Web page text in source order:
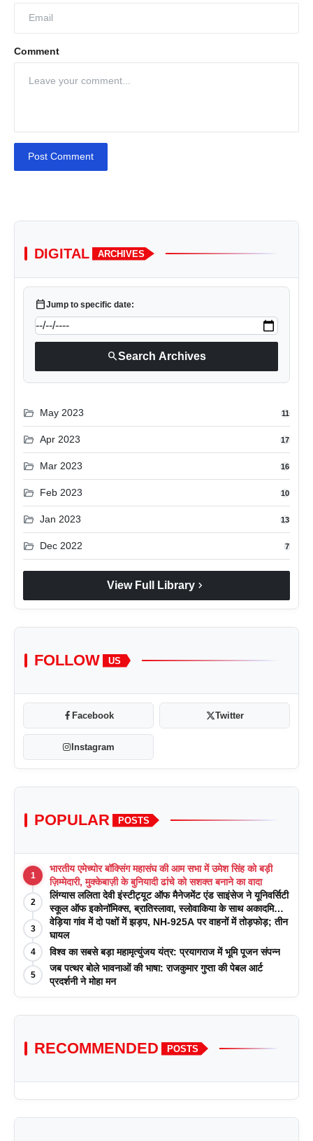
Comment
Post Comment
DIGITAL ARCHIVES
calendar_todayJump to specific date:
searchSearch Archives
folder_open May 2023 11
folder_open Apr 2023 17
folder_open Mar 2023 16
folder_open Feb 2023 10
folder_open Jan 2023 13
folder_open Dec 2022 7
View Full Library chevron_right
FOLLOW US
Facebook Twitter
Instagram
POPULAR POSTS
1
भारतीय एमेच्योर बॉक्सिंग महासंघ की आम सभा में उमेश सिंह को बड़ी
ज़िम्मेदारी, मुक्केबाज़ी के बुनियादी ढांचे को सशक्त बनाने का वादा
2
लिंग्यास ललिता देवी इंस्टीट्यूट ऑफ मैनेजमेंट एंड साइंसेज ने यूनिवर्सिटी
स्कूल ऑफ इकोनॉमिक्स, ब्रातिस्लावा, स्लोवाकिया के साथ अकादमिक
पत्रिकाओं में प्रकाशन रणनीतियों पर एक दिवसीय कार्यशाला का
आयोजन किया
3
वेड़िया गांव में दो पक्षों में झड़प, NH-925A पर वाहनों में तोड़फोड़; तीन
घायल
4 विश्व का सबसे बड़ा महामृत्युंजय यंत्र: प्रयागराज में भूमि पूजन संपन्न
5
जब पत्थर बोले भावनाओं की भाषा: राजकुमार गुप्ता की पेबल आर्ट
प्रदर्शनी ने मोहा मन
RECOMMENDED POSTS